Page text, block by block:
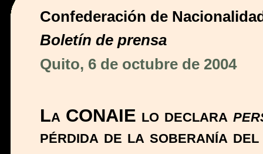
Confederación de
Boletín de prensa
Quito, 6 de octubre de 2004
La CONAIE lo declara
pérdida de la soberanía del